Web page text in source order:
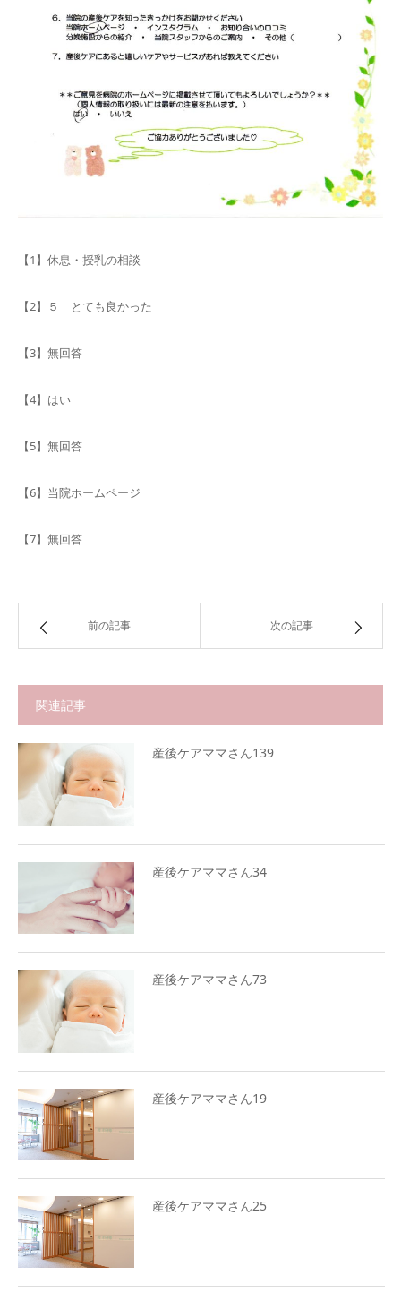
【1】休息・授乳の相談
【2】５ とても良かった
【3】無回答
【4】はい
【5】無回答
【6】当院ホームページ
【7】無回答
前の記事 次の記事
関連記事
産後ケアママさん139
産後ケアママさん34
産後ケアママさん73
産後ケアママさん19
産後ケアママさん25